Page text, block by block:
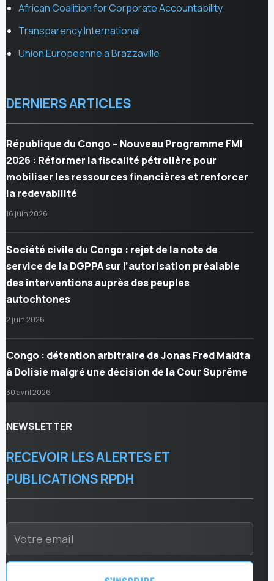
African Coalition for Corporate Accountability
Transparency International
Union Europeenne a Brazzaville
DERNIERS ARTICLES
République du Congo – Nouveau Programme FMI
2026 : Réformer la fiscalité pétrolière pour
mobiliser les ressources financières et renforcer
la redevabilité
16 juin 2026
Société civile du Congo : rejet de la note de
service de la DGPPA sur l’autorisation préalable
des interventions auprès des peuples
autochtones
2 juin 2026
Congo : détention arbitraire de Jonas Fred Makita
à Dolisie malgré une décision de la Cour Suprême
30 avril 2026
NEWSLETTER
RECEVOIR LES ALERTES ET
PUBLICATIONS RPDH